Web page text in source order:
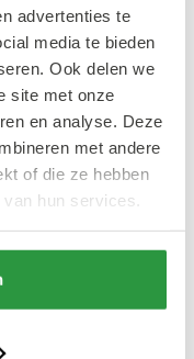
advertenties te
media te bieden
Ook delen we
site met onze
en analyse. Deze
met andere
of die ze hebben
hun services.
en kou
street art